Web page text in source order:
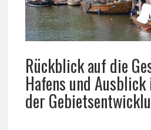
Rückblick auf die
Hafens und
der